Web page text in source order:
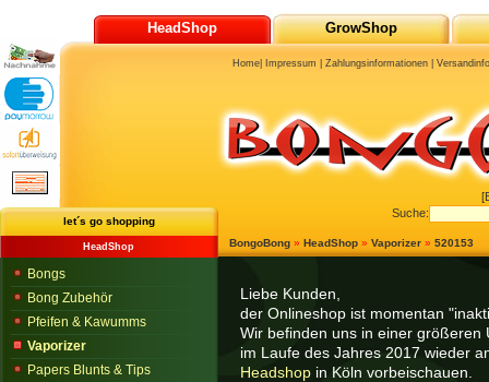
Liebe Kunden,
der Onlineshop ist momentan
Wir befinden uns in einer größeren
im Laufe des Jahres 2017 wieder
Headshop in Köln vorbeischauen.
BongoBong » HeadShop » Vaporizer » 520153
let´s go shopping
HeadShop
Bongs
Bong Zubehör
Pfeifen & Kawumms
Vaporizer
Papers Blunts & Tips
HeadShop GrowShop
Suche:
Home Impressum |Zahlungsinformationen |